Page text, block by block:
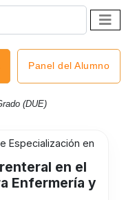
Panel del Alumno
(DUE)
Especialización en
en el
Enfermería y